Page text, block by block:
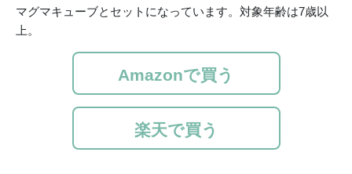
マグマキューブとセットになっています。対象年齢は7歳以
上。
Amazonで買う
楽天で買う